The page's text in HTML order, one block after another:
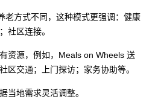
老方式不同，这种模式更强调：健康
社区连接。
资源，例如，Meals on Wheels 送
区交通；上门探访；家务协助等。
当地需求灵活调整。